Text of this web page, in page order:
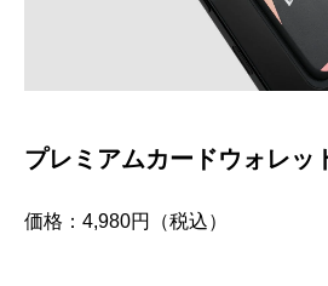
プレミアムカードウォレッ
価格：4,980円（税込）